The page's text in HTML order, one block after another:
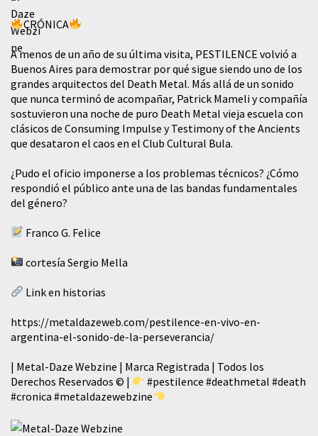
CRÓNICA
A menos de un año de su última visita, PESTILENCE volvió a
Buenos Aires para demostrar por qué sigue siendo uno de los
grandes arquitectos del Death Metal. Más allá de un sonido
que nunca terminó de acompañar, Patrick Mameli y compañía
sostuvieron una noche de puro Death Metal vieja escuela con
clásicos de Consuming Impulse y Testimony of the Ancients
que desataron el caos en el Club Cultural Bula.
¿Pudo el oficio imponerse a los problemas técnicos? ¿Cómo
respondió el público ante una de las bandas fundamentales
del género?
Franco G. Felice
cortesía Sergio Mella
Link en historias
https://metaldazeweb.com/pestilence-en-vivo-en-
argentina-el-sonido-de-la-perseverancia/
| Metal-Daze Webzine | Marca Registrada | Todos los
Derechos Reservados © |
#pestilence #deathmetal #death
#cronica #metaldazewebzine